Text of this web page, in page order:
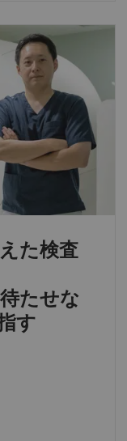
た検査
たせな
す